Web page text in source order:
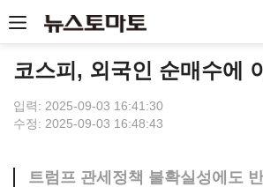
코스피, 외국인 순매수에
입력: 2025-09-03 16:41:30
수정: 2025-09-03 16:48:43
트럼프 관세정책 불확실성에도